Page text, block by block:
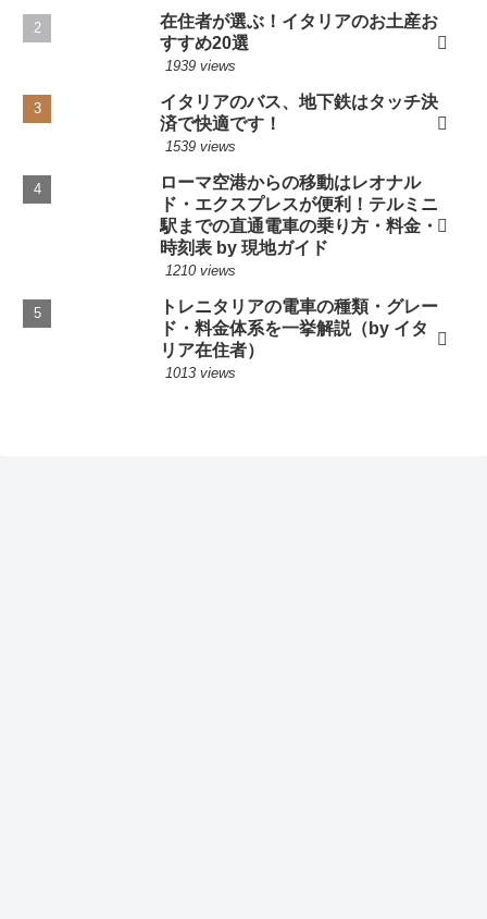
在住者が選ぶ！イタリアのお土産お
すすめ20選
1939 views
イタリアのバス、地下鉄はタッチ決
済で快適です！
1539 views
ローマ空港からの移動はレオナル
ド・エクスプレスが便利！テルミニ
駅までの直通電車の乗り方・料金・
時刻表 by 現地ガイド
1210 views
トレニタリアの電車の種類・グレー
ド・料金体系を一挙解説（by イタ
リア在住者）
1013 views